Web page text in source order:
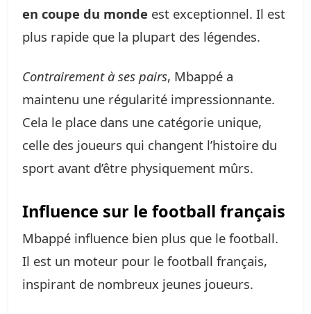
en coupe du monde est exceptionnel. Il est
plus rapide que la plupart des légendes.
Contrairement à ses pairs, Mbappé a
maintenu une régularité impressionnante.
Cela le place dans une catégorie unique,
celle des joueurs qui changent l’histoire du
sport avant d’être physiquement mûrs.
Influence sur le football français
Mbappé influence bien plus que le football.
Il est un moteur pour le football français,
inspirant de nombreux jeunes joueurs.